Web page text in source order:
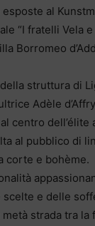
al
“I fratelli Vela
Borromeo
struttura di
Adèle
centro
al pubblico di
corte e bohème.
scelte e delle
strada tra